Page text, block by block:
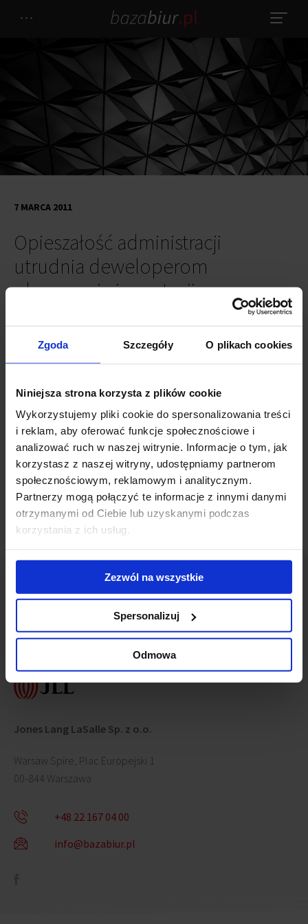
Zgoda Szczegóły O plikach cookies
Niniejsza strona korzysta z plików cookie
Wykorzystujemy pliki cookie do spersonalizowania treści
i reklam, aby oferować funkcje społecznościowe i
analizować ruch w naszej witrynie. Informacje o tym, jak
korzystasz z naszej witryny, udostępniamy partnerom
społecznościowym, reklamowym i analitycznym.
Partnerzy mogą połączyć te informacje z innymi danymi
otrzymanymi od Ciebie lub uzyskanymi podczas
korzystania z ich usług.
Zezwól na wszystkie
Spersonalizuj
Odmowa
Opieszałość administracji
utrudnia deweloperom
planowanie inwestycji
7 MARCA 2011
Przedłużające się procedury administracyjne i nie dotrzymywanie
przez urzędy terminów wydawania pozwoleń na budowę i
użytkowanie znacząco opóźniają inwestycje deweloperów. Jak
Deweloperskich 47% uzyskanych w ostatnich trzech latach
pozwoleń na budowę i aż 95% decyzji o warunkach zabudowy
wydanych zostało po ustawowym dwumiesięcznym terminie.
Kielecki deweloper Echo Investment twierdzi, że m.in. z powodu
opieszałości administracji publicznej zrealizował zaledwie 7 z 20
planowanych inwestycji.
Skontaktuj się z nami
Jones Lang LaSalle Sp. z o.o.
Warsaw Spire, Plac Europejski 1
00-844 Warszawa
+48 22 167 04 00
info@bazabiur.pl